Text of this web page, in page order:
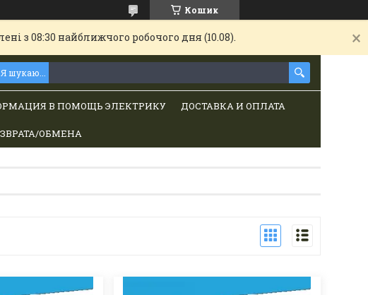
Кошик
з 08:30 найближчого робочого дня (10.08).
В ПОМОЩЬ ЭЛЕКТРИКУ ДОСТАВКА И ОПЛАТА
ОБМЕНА